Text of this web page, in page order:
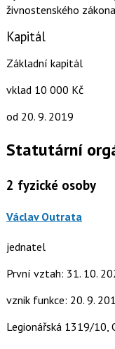
živnostenského zákona
Kapitál
Základní kapitál
vklad 10 000 Kč
od 20. 9. 2019
Statutární
2 fyzické osoby
Václav Outrata
jednatel
První vztah: 31. 10.
vznik funkce: 20. 9.
Legionářská 1319/10,